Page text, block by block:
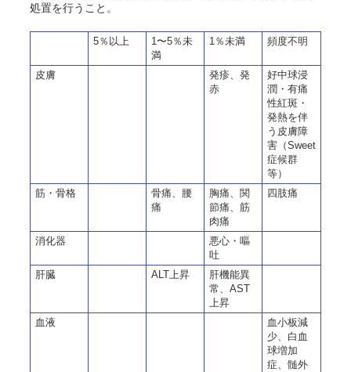
処置を行うこと。
5％以上
1〜5％未
満
1％未満 頻度不明
皮膚
発疹、発
赤
好中球浸
潤・有痛
性紅斑・
発熱を伴
う皮膚障
害（Sweet
症候群
等）
筋・骨格
骨痛、腰
痛
胸痛、関
節痛、筋
肉痛
四肢痛
消化器
悪心・嘔
吐
肝臓
ALT上昇
肝機能異
常、AST
上昇
血液
血小板減
少、白血
球増加
症、髄外